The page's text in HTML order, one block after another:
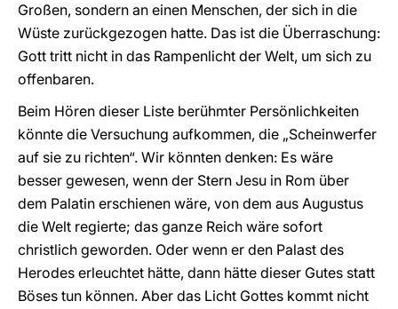
Großen, sondern an einen Menschen, der sich in die
Wüste zurückgezogen hatte. Das ist die Überraschung:
Gott tritt nicht in das Rampenlicht der Welt, um sich zu
offenbaren.
Beim Hören dieser Liste berühmter Persönlichkeiten
könnte die Versuchung aufkommen, die „Scheinwerfer
auf sie zu richten“. Wir könnten denken: Es wäre
besser gewesen, wenn der Stern Jesu in Rom über
dem Palatin erschienen wäre, von dem aus Augustus
die Welt regierte; das ganze Reich wäre sofort
christlich geworden. Oder wenn er den Palast des
Herodes erleuchtet hätte, dann hätte dieser Gutes statt
Böses tun können. Aber das Licht Gottes kommt nicht